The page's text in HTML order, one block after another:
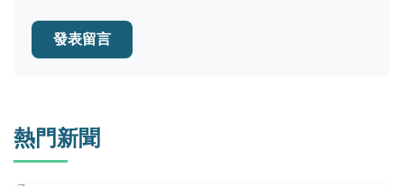
發表留言
熱門新聞